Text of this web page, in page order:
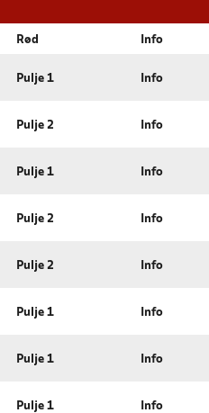
Rød Info
Pulje 1 Info
Pulje 2 Info
Pulje 1 Info
Pulje 2 Info
Pulje 2 Info
Pulje 1 Info
Pulje 1 Info
Pulje 1 Info